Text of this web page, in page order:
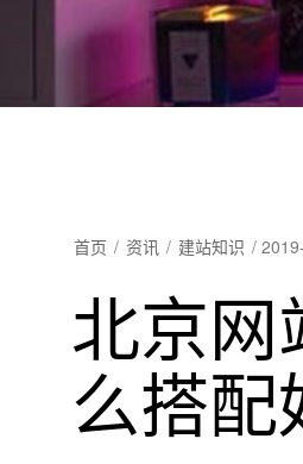
首页 / 资讯 / 建站知识 /
北京网
么搭配